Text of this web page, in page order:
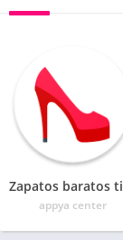
appya center